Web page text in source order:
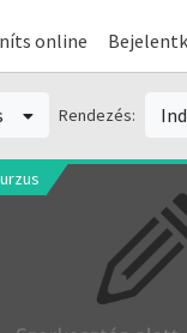
online
Rendezés: